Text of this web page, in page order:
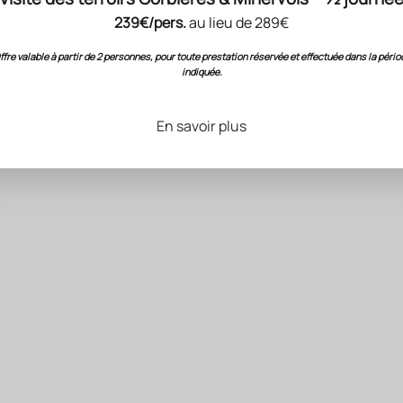
239€/pers.au lieu de 289€
valable à partir de 2 personnes, pour toute prestation réservée et effectuée dans la
indiquée.
En savoir plus